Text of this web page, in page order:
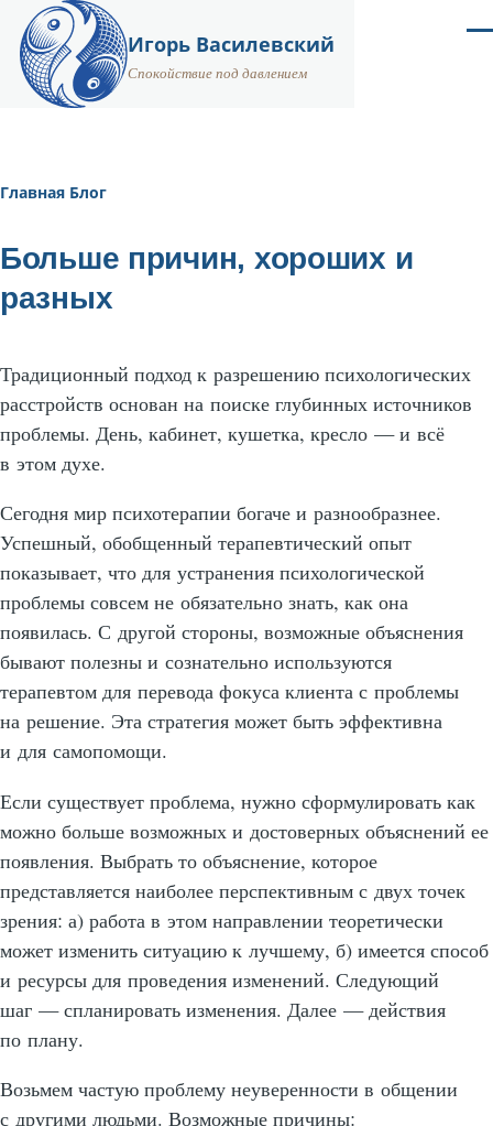
Перейти к основному содержанию
Игорь Василевский
Спокойствие под давлением
Строка
Главная Блог
Больше причин, хороших и
разных
Традиционный подход к разрешению психологических
расстройств основан на поиске глубинных источников
проблемы. День, кабинет, кушетка, кресло — и всё
в этом духе.
Сегодня мир психотерапии богаче и разнообразнее.
Успешный, обобщенный терапевтический опыт
показывает, что для устранения психологической
проблемы совсем не обязательно знать, как она
появилась. С другой стороны, возможные объяснения
бывают полезны и сознательно используются
терапевтом для перевода фокуса клиента с проблемы
на решение. Эта стратегия может быть эффективна
и для самопомощи.
Если существует проблема, нужно сформулировать как
можно больше возможных и достоверных объяснений ее
появления. Выбрать то объяснение, которое
представляется наиболее перспективным с двух точек
зрения: а) работа в этом направлении теоретически
может изменить ситуацию к лучшему, б) имеется способ
и ресурсы для проведения изменений. Следующий
шаг — спланировать изменения. Далее — действия
по плану.
Возьмем частую проблему неуверенности в общении
с другими людьми. Возможные причины: